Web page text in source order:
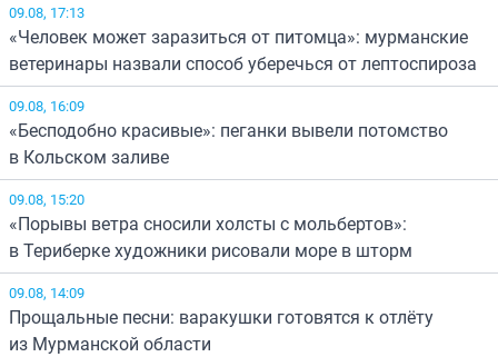
09.08, 17:13
«Человек может заразиться от питомца»: мурманские
ветеринары назвали способ уберечься от лептоспироза
09.08, 16:09
«Бесподобно красивые»: пеганки вывели потомство
в Кольском заливе
09.08, 15:20
«Порывы ветра сносили холсты с мольбертов»:
в Териберке художники рисовали море в шторм
09.08, 14:09
Прощальные песни: варакушки готовятся к отлёту
из Мурманской области